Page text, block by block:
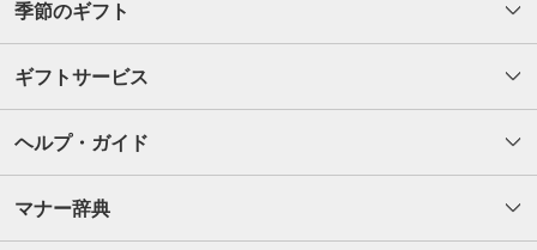
季節のギフト
ギフトサービス
ヘルプ・ガイド
マナー辞典